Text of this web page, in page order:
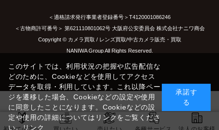
＜適格請求発行事業者登録番号＞T4120001086246
＜古物商許可番号＞ 第621110801062号 大阪府公安委員会 株式会社ナニワ商会
Copyright © カメラ買取 / レンズ買取/中古カメラ販売・買取
NANIWA Group All Rights Reserved.
このサイトでは、利用状況の把握や広告配信な
どのために、Cookieなどを使用してアクセス
データを取得・利用しています。これ以降ペー
ジを遷移した場合、Cookieなどの設定や使用
に同意したことになります。Cookieなどの設
定や使用の詳細についてはリンクをご覧くださ
い。リンク
承諾す
る